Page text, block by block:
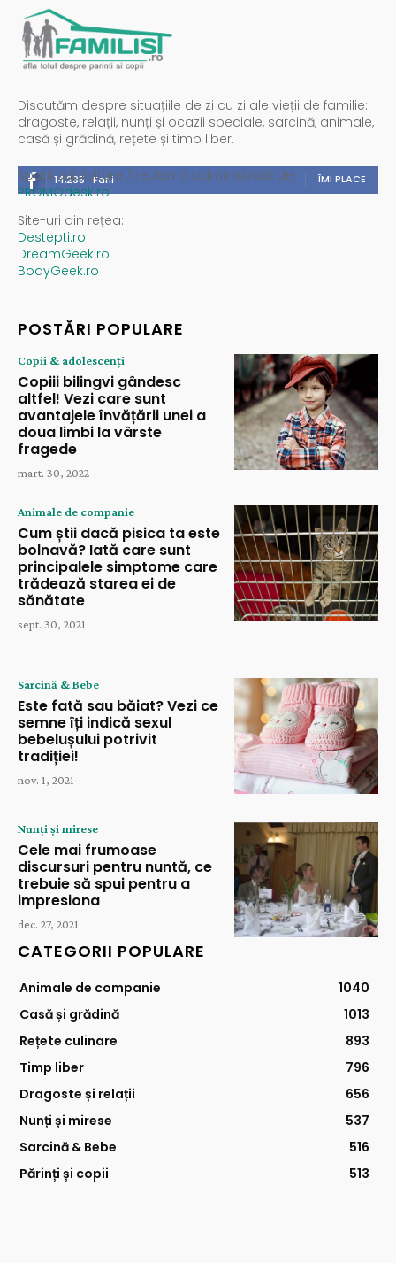
Discutăm despre situațiile de zi cu zi ale vieții de familie:
dragoste, relații, nunți și ocazii speciale, sarcină, animale,
casă și grădină, rețete și timp liber.
14,235 Fani ÎMI PLACE
Spații publicitare / reclamă administrată de
PROMOdesk.ro
Site-uri din rețea:
Destepti.ro
DreamGeek.ro
BodyGeek.ro
POSTĂRI POPULARE
Copii & adolescenți
Copiii bilingvi gândesc
altfel! Vezi care sunt
avantajele învățării unei a
doua limbi la vârste
fragede
mart. 30, 2022
Animale de companie
Cum știi dacă pisica ta este
bolnavă? Iată care sunt
principalele simptome care
trădează starea ei de
sănătate
sept. 30, 2021
Sarcină & Bebe
Este fată sau băiat? Vezi ce
semne îți indică sexul
bebelușului potrivit
tradiției!
nov. 1, 2021
Nunți și mirese
Cele mai frumoase
discursuri pentru nuntă, ce
trebuie să spui pentru a
impresiona
dec. 27, 2021
CATEGORII POPULARE
Animale de companie
1040
Casă și grădină
1013
Rețete culinare
893
Timp liber
796
Dragoste și relații
656
Nunți și mirese
537
Sarcină & Bebe
516
Părinți și copii
513